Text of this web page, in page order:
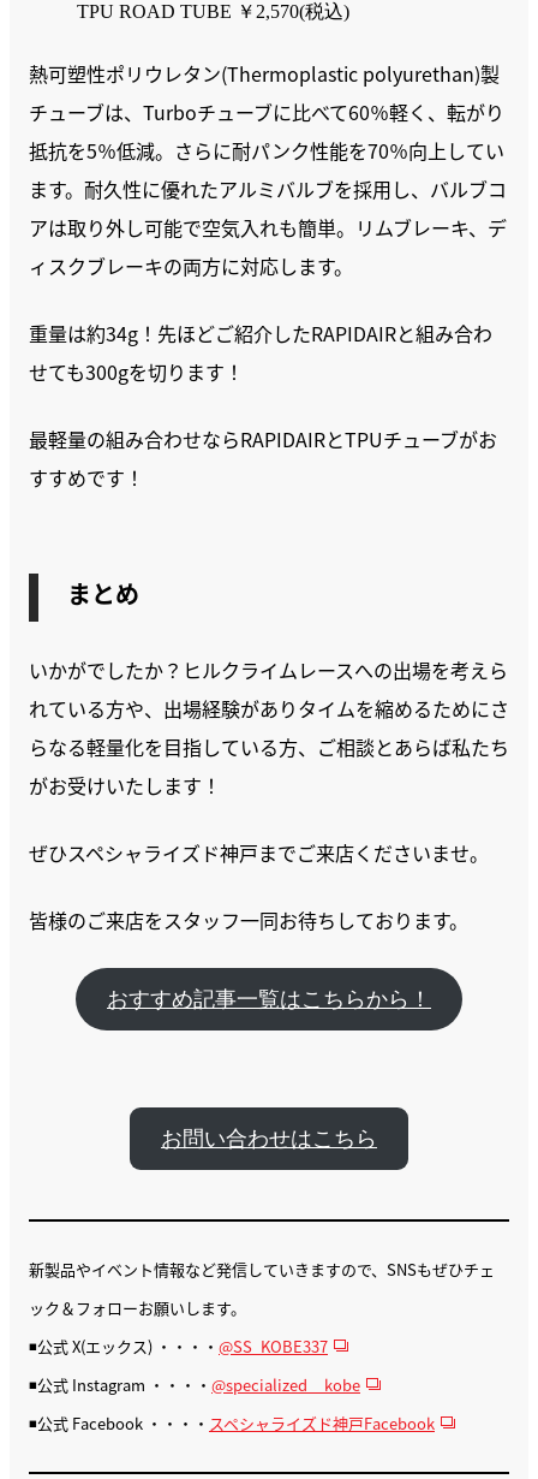
TPU ROAD TUBE ￥2,570(税込)
熱可塑性ポリウレタン(Thermoplastic polyurethan)製
チューブは、Turboチューブに比べて60％軽く、転がり
抵抗を5％低減。さらに耐パンク性能を70％向上してい
ます。耐久性に優れたアルミバルブを採用し、バルブコ
アは取り外し可能で空気入れも簡単。リムブレーキ、デ
ィスクブレーキの両方に対応します。
重量は約34g！先ほどご紹介したRAPIDAIRと組み合わ
せても300gを切ります！
最軽量の組み合わせならRAPIDAIRとTPUチューブがお
すすめです！
まとめ
いかがでしたか？ヒルクライムレースへの出場を考えら
れている方や、出場経験がありタイムを縮めるためにさ
らなる軽量化を目指している方、ご相談とあらば私たち
がお受けいたします！
ぜひスペシャライズド神戸までご来店くださいませ。
皆様のご来店をスタッフ一同お待ちしております。
おすすめ記事一覧はこちらから！
お問い合わせはこちら
新製品やイベント情報など発信していきますので、SNSもぜひチェ
ック＆フォローお願いします。
◾️公式 X(エックス) ・・・・ @SS_KOBE337
◾️公式 Instagram ・・・・ @specialized__kobe
◾️公式 Facebook ・・・・ スペシャライズド神戸Facebook